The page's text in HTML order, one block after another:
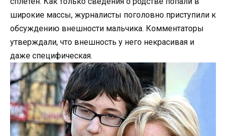
широкие массы, журналисты поголовно приступили к
обсуждению внешности мальчика. Комментаторы
утверждали, что внешность у него некрасивая и
даже специфическая.